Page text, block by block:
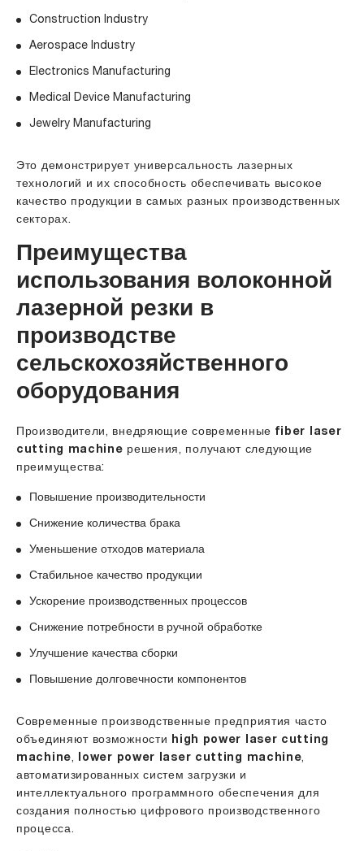
Construction Industry
Aerospace Industry
Electronics Manufacturing
Medical Device Manufacturing
Jewelry Manufacturing
Это демонстрирует универсальность лазерных
технологий и их способность обеспечивать высокое
качество продукции в самых разных производственных
секторах.
Преимущества
использования волоконной
лазерной резки в
производстве
сельскохозяйственного
оборудования
Производители, внедряющие современные fiber laser
cutting machine решения, получают следующие
преимущества:
Повышение производительности
Снижение количества брака
Уменьшение отходов материала
Стабильное качество продукции
Ускорение производственных процессов
Снижение потребности в ручной обработке
Улучшение качества сборки
Повышение долговечности компонентов
Современные производственные предприятия часто
объединяют возможности high power laser cutting
machine, lower power laser cutting machine,
автоматизированных систем загрузки и
интеллектуального программного обеспечения для
создания полностью цифрового производственного
процесса.